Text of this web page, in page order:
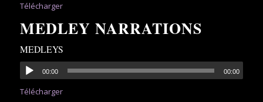
Télécharger
MEDLEY NARRATIONS
MEDLEYS
00:00 00:00
Télécharger